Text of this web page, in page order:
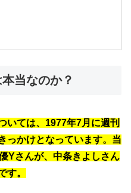
当なのか？
いては、1977年7月に週刊
っかけとなっています。当
Yさんが、中条きよしさん
す。